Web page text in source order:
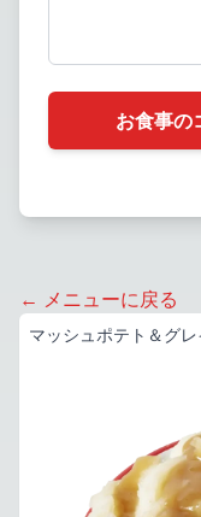
マッシュポテト＆グ
お食事の
← メニューに戻る